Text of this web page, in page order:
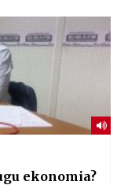
ekonomia?